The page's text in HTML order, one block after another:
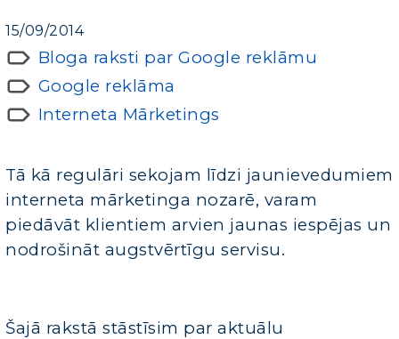
15/09/2014
Bloga raksti par Google reklāmu
Google reklāma
Interneta Mārketings
Tā kā regulāri sekojam līdzi jaunievedumiem
interneta mārketinga nozarē, varam
piedāvāt klientiem arvien jaunas iespējas un
nodrošināt augstvērtīgu servisu.
Šajā rakstā stāstīsim par aktuālu